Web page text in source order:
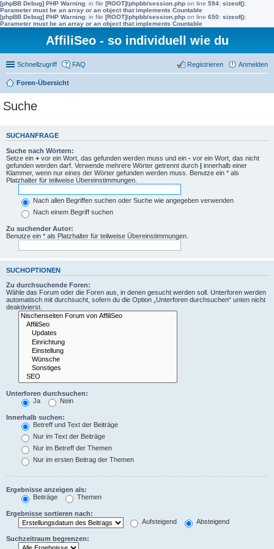
[phpBB Debug] PHP Warning: in file [ROOT]/phpbb/session.php on line 594: sizeof():
Parameter must be an array or an object that implements Countable
[phpBB Debug] PHP Warning: in file [ROOT]/phpbb/session.php on line 650: sizeof():
Parameter must be an array or an object that implements Countable
AffiliSeo - so individuell wie du
Schnellzugriff FAQ Anmelden
Registrieren
Foren-Übersicht
Suche
SUCHANFRAGE
Suche nach Wörtern:
Setze ein + vor ein Wort, das gefunden werden muss und ein - vor ein Wort, das nicht
gefunden werden darf. Verwende mehrere Wörter getrennt durch | innerhalb einer
Klammer, wenn nur eines der Wörter gefunden werden muss. Benutze ein * als
Platzhalter für teilweise Übereinstimmungen.
Nach allen Begriffen suchen oder Suche wie angegeben verwenden
Nach einem Begriff suchen
Zu suchender Autor:
Benutze ein * als Platzhalter für teilweise Übereinstimmungen.
SUCHOPTIONEN
Zu durchsuchende Foren:
Wähle das Forum oder die Foren aus, in denen gesucht werden soll. Unterforen werden
automatisch mit durchsucht, sofern du die Option „Unterforen durchsuchen“ unten nicht
deaktivierst.
Unterforen durchsuchen:
Ja
Nein
Innerhalb suchen:
Betreff und Text der Beiträge
Nur im Text der Beiträge
Nur im Betreff der Themen
Nur im ersten Beitrag der Themen
Ergebnisse anzeigen als:
Beiträge
Themen
Ergebnisse sortieren nach:
Aufsteigend
Absteigend
Suchzeitraum begrenzen: